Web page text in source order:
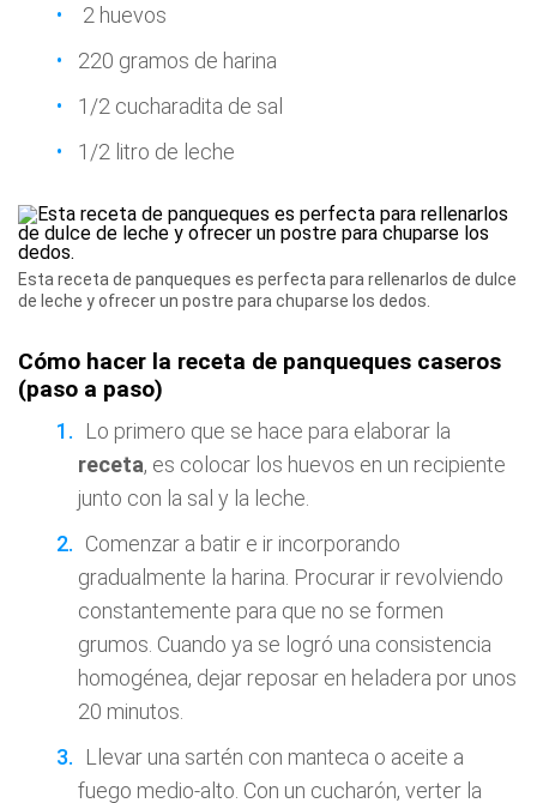
2 huevos
220 gramos de harina
1/2 cucharadita de sal
1/2 litro de leche
Esta receta de panqueques es perfecta para rellenarlos de dulce
de leche y ofrecer un postre para chuparse los dedos.
Cómo hacer la receta de panqueques caseros
(paso a paso)
Lo primero que se hace para elaborar la
receta, es colocar los huevos en un recipiente
junto con la sal y la leche.
Comenzar a batir e ir incorporando
gradualmente la harina. Procurar ir revolviendo
constantemente para que no se formen
grumos. Cuando ya se logró una consistencia
homogénea, dejar reposar en heladera por unos
20 minutos.
Llevar una sartén con manteca o aceite a
fuego medio-alto. Con un cucharón, verter la